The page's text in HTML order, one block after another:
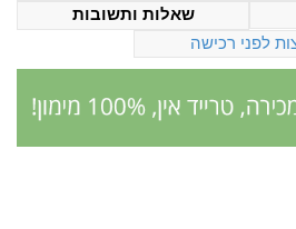
שאלות ותשובות
לפני רכישה